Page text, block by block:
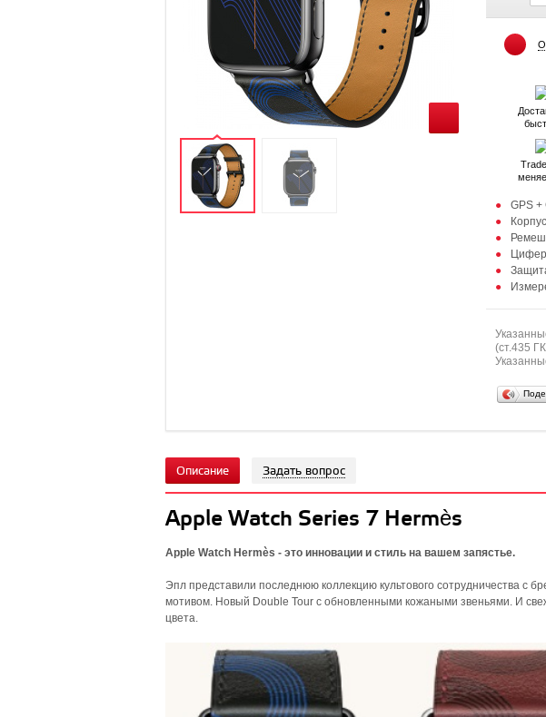
GPS +
(ст.435
Описание Задать вопрос
Apple Watch Series 7 Hermès
Apple Watch Hermès - это инновации и стиль на вашем запястье.
Эпл представили последнюю коллекцию культового сотрудничества
мотивом. Новый Double Tour с обновленными кожаными звеньями. И
цвета.